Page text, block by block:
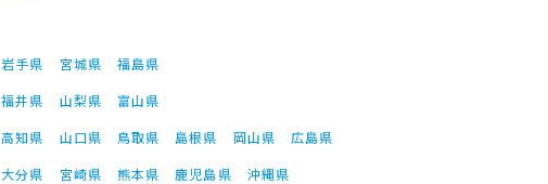
岩手県 宮城県
福島県
福井県 山梨県
富山県
高知県 山口県 鳥取県 島根県 岡山県
広島県
大分県 宮崎県 熊本県 鹿児島県 沖縄県